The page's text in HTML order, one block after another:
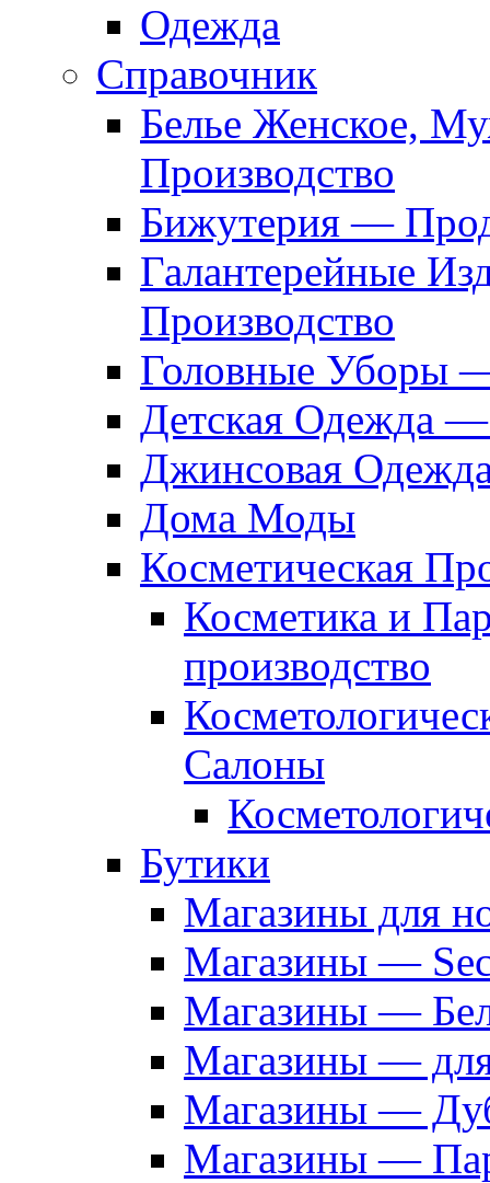
Одежда
Справочник
Белье Женское,
Производство
Бижутерия —
Галантерейные
Производство
Головные Уборы
Детская Одежда
Джинсовая
Дома Моды
Косметическая
Косметика и
производство
Салоны
Бутики
Магазины для
Магазины —
Магазины —
Магазины —
Магазины —
Магазины —